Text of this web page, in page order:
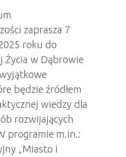
zaprasza 7
roku do
Życia w Dąbrowie
będzie źródłem
wiedzy dla
rozwijających
programie m.in.:
„Miasto i